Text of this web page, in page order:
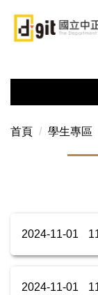
主
內
獎學金
實作課工作合
首頁 學生專區
2024-11-01
2024-11-01